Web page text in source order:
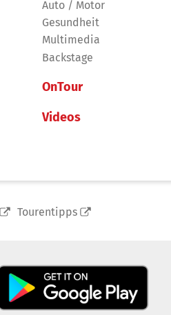
Auto / Motor
Gesundheit
Multimedia
Backstage
OnTour
Videos
Tourentipps